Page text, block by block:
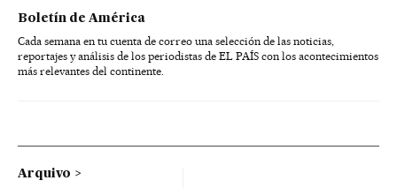
Boletín de América
Cada semana en tu cuenta de correo una selección de las noticias,
reportajes y análisis de los periodistas de EL PAÍS con los acontecimientos
más relevantes del continente.
Arquivo